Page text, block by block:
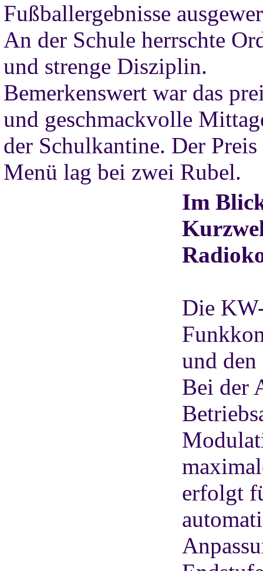
Fußballergebnisse
An der Schule herrschte
und strenge Disziplin.
Bemerkenswert war das
und geschmackvolle
der Schulkantine. Der
Menü lag bei zwei Rubel.
Im
Die
und
Bei der
erfolgt